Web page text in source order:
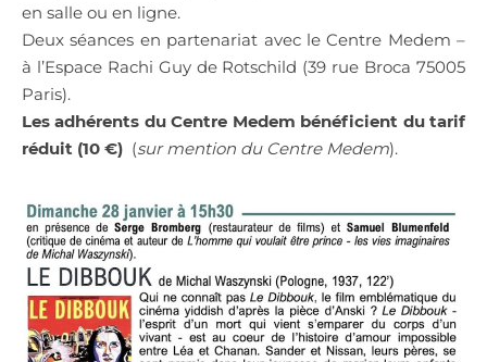
en salle ou en ligne.
Deux séances en partenariat avec le Centre Medem –
à l’Espace Rachi Guy de Rotschild (39 rue Broca 75005
Paris).
Les adhérents du Centre Medem bénéficient du tarif
réduit (10 €) (sur mention du Centre Medem).